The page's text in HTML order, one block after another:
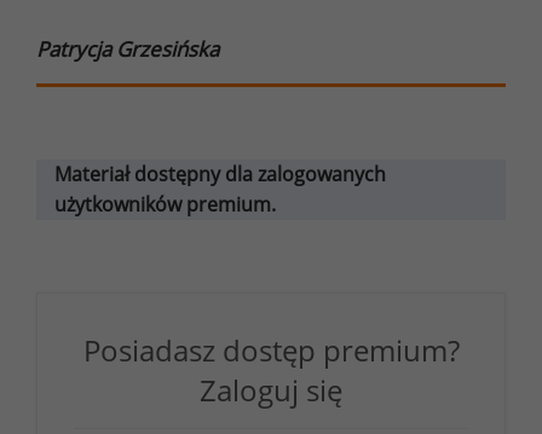
Patrycja Grzesińska
Materiał dostępny dla zalogowanych
użytkowników premium.
Posiadasz dostęp premium?
Zaloguj się